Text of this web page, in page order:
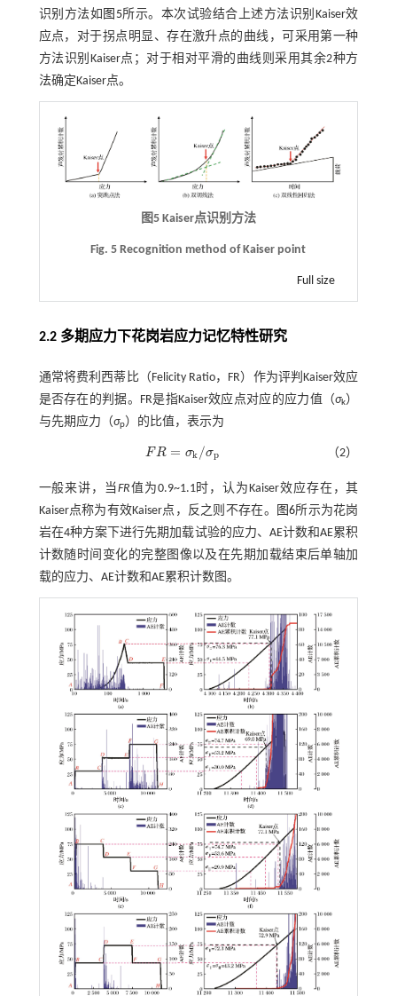
识别方法如 图5所示。本次试验结合上述方法识别Kaiser效
应点，对于拐点明显、存在激升点的曲线，可采用第一种
方法识别Kaiser点；对于相对平滑的曲线则采用其余2种方
法确定Kaiser点。
图5 Kaiser点识别方法
Fig. 5 Recognition method of Kaiser point
Full size
2.2 多期应力下花岗岩应力记忆特性研究
通常将费利西蒂比（Felicity Ratio，FR）作为评判Kaiser效应
是否存在的判据。FR是指Kaiser效应点对应的应力值（σk）
与先期应力（σp）的比值，表示为
F R = σk /σp
FR=σ k/ σp （2）
一般来讲，当FR值为0.9~1.1时，认为Kaiser效应存在，其
Kaiser点称为有效Kaiser点，反之则不存在。
图6所示为花岗
岩在4种方案下进行先期加载试验的应力、AE计数和AE累积
计数随时间变化的完整图像以及在先期加载结束后单轴加
载的应力、AE计数和AE累积计数图。